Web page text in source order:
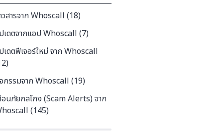
วสารจาก Whoscall (18)
เดตจากแอป Whoscall (7)
เดตฟีเจอร์ใหม่ จาก Whoscall
กรรมจาก Whoscall (19)
อนภัยกลโกง (Scam Alerts) จาก
(145)